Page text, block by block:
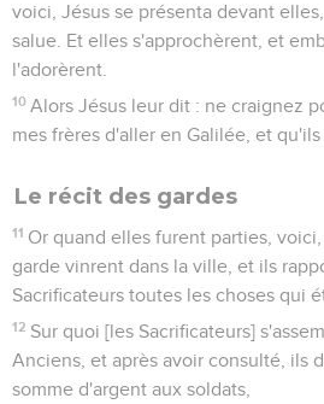
voici, Jésus se présenta devant
salue. Et elles s'approchèrent, et
l'adorèrent.
10 Alors Jésus leur dit : ne craignez
mes frères d'aller en Galilée, et qu'ils
Le récit des gardes
11 Or quand elles furent parties,
garde vinrent dans la ville, et ils
Sacrificateurs toutes les choses qui
12 Sur quoi [les Sacrificateurs]
Anciens, et après avoir consulté, ils
somme d'argent aux soldats,